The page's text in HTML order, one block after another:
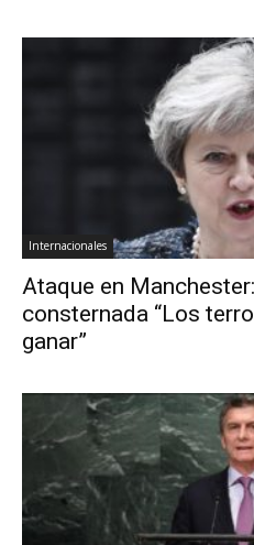
Internacionales
Ataque en
consternada “Los
ganar”